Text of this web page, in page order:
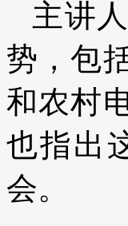
主讲
势，包
和农村
也指出
会。